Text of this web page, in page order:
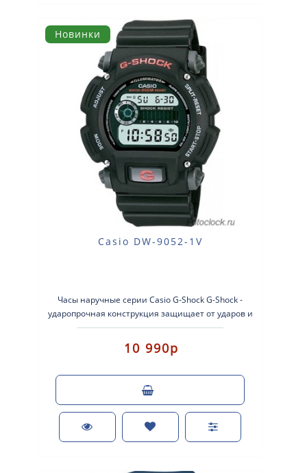
Новинки
Casio DW-9052-1V
Часы наручные серии Casio G-Shock G-Shock -
ударопрочная конструкция защищает от ударов и
вибрации. Кварцевые наручные час..
10 990р